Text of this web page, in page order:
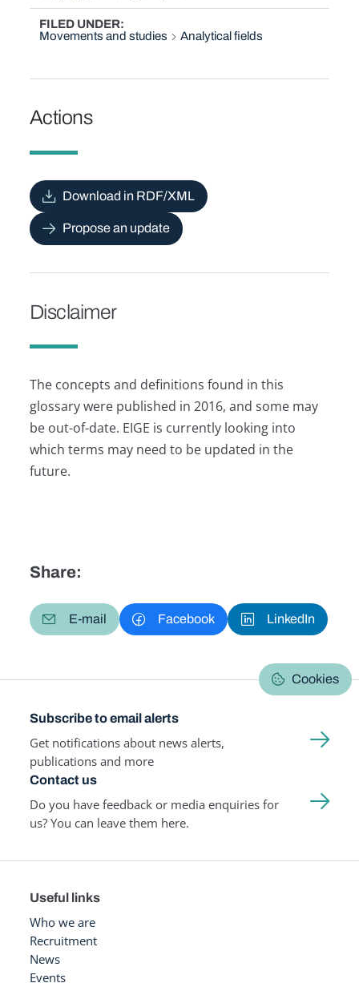
FILED UNDER
Movements and studies
Analytical fields
Actions
Download in RDF/XML
Propose an update
Disclaimer
The concepts and definitions found in this
glossary were published in 2016, and some may
be out-of-date. EIGE is currently looking into
which terms may need to be updated in the
future.
Share:
E-mail Facebook LinkedIn
Cookies
Subscribe to email alerts
Get notifications about news alerts,
publications and more
Contact us
Do you have feedback or media enquiries for
us? You can leave them here.
Useful links
Who we are
Recruitment
News
Events